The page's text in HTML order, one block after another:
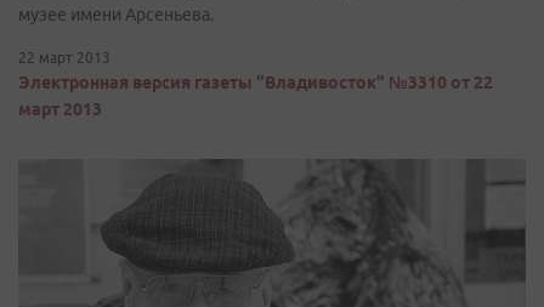
музее имени Арсеньева.
22 март 2013
Электронная версия газеты "Владивосток" №3310 от 22
март 2013